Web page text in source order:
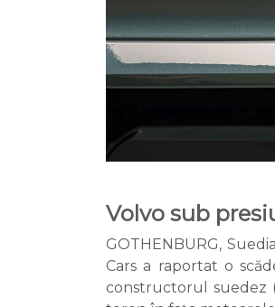
Volvo sub
GOTHENBURG,
Cars a raportat o
constructorul suedez